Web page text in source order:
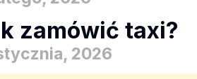
zamówić taxi?
2026